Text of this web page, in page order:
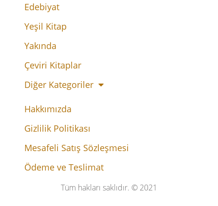
Edebiyat
Yeşil Kitap
Yakında
Çeviri Kitaplar
Diğer Kategoriler
Hakkımızda
Gizlilik Politikası
Mesafeli Satış Sözleşmesi
Ödeme ve Teslimat
Tüm hakları saklıdır. © 2021